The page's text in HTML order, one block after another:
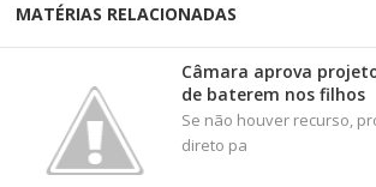
MATÉRIAS RELACIONADAS
Câmara aprova
de baterem nos filhos
Se não houver recurso,
direto pa